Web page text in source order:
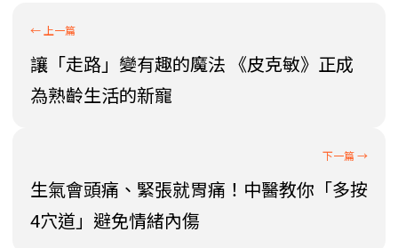
讓「走路」變有趣的魔法 《皮克敏》正成
為熟齡生活的新寵
生氣會頭痛、緊張就胃痛！中醫教你「多按
4穴道」避免情緒內傷